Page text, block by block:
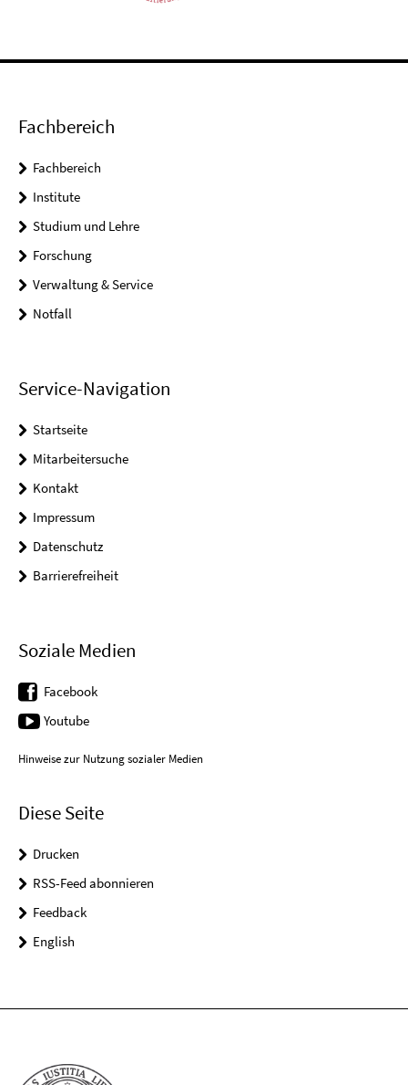
Fachbereich
Fachbereich
Institute
Studium und Lehre
Forschung
Verwaltung & Service
Notfall
Service-Navigation
Startseite
Mitarbeitersuche
Kontakt
Impressum
Datenschutz
Barrierefreiheit
Soziale Medien
Facebook
Youtube
Hinweise zur Nutzung sozialer Medien
Diese Seite
Drucken
RSS-Feed abonnieren
Feedback
English